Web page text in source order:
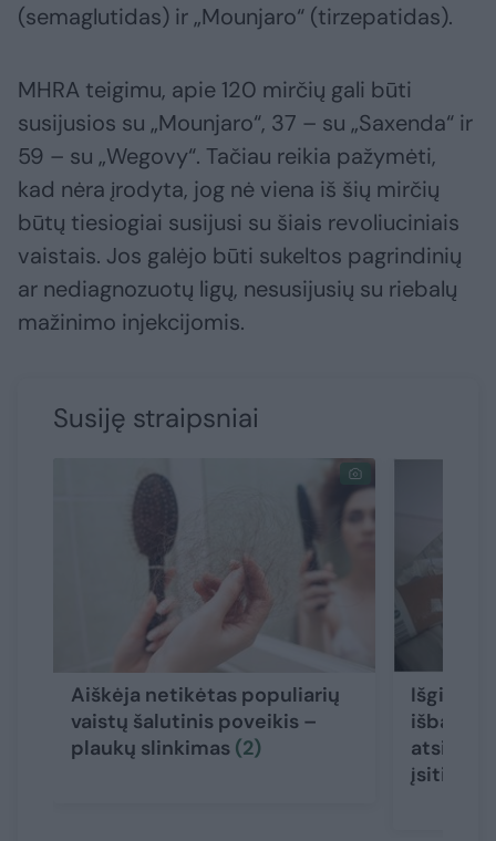
(semaglutidas) ir „Mounjaro“ (tirzepatidas).
MHRA teigimu, apie 120 mirčių gali būti
susijusios su „Mounjaro“, 37 – su „Saxenda“ ir
59 – su „Wegovy“. Tačiau reikia pažymėti,
kad nėra įrodyta, jog nė viena iš šių mirčių
būtų tiesiogiai susijusi su šiais revoliuciniais
vaistais. Jos galėjo būti sukeltos pagrindinių
ar nediagnozuotų ligų, nesusijusių su riebalų
mažinimo injekcijomis.
Susiję straipsniai
Aiškėja netikėtas populiarių
vaistų šalutinis poveikis –
plaukų slinkimas (2)
Išgirtą
atsidūrė